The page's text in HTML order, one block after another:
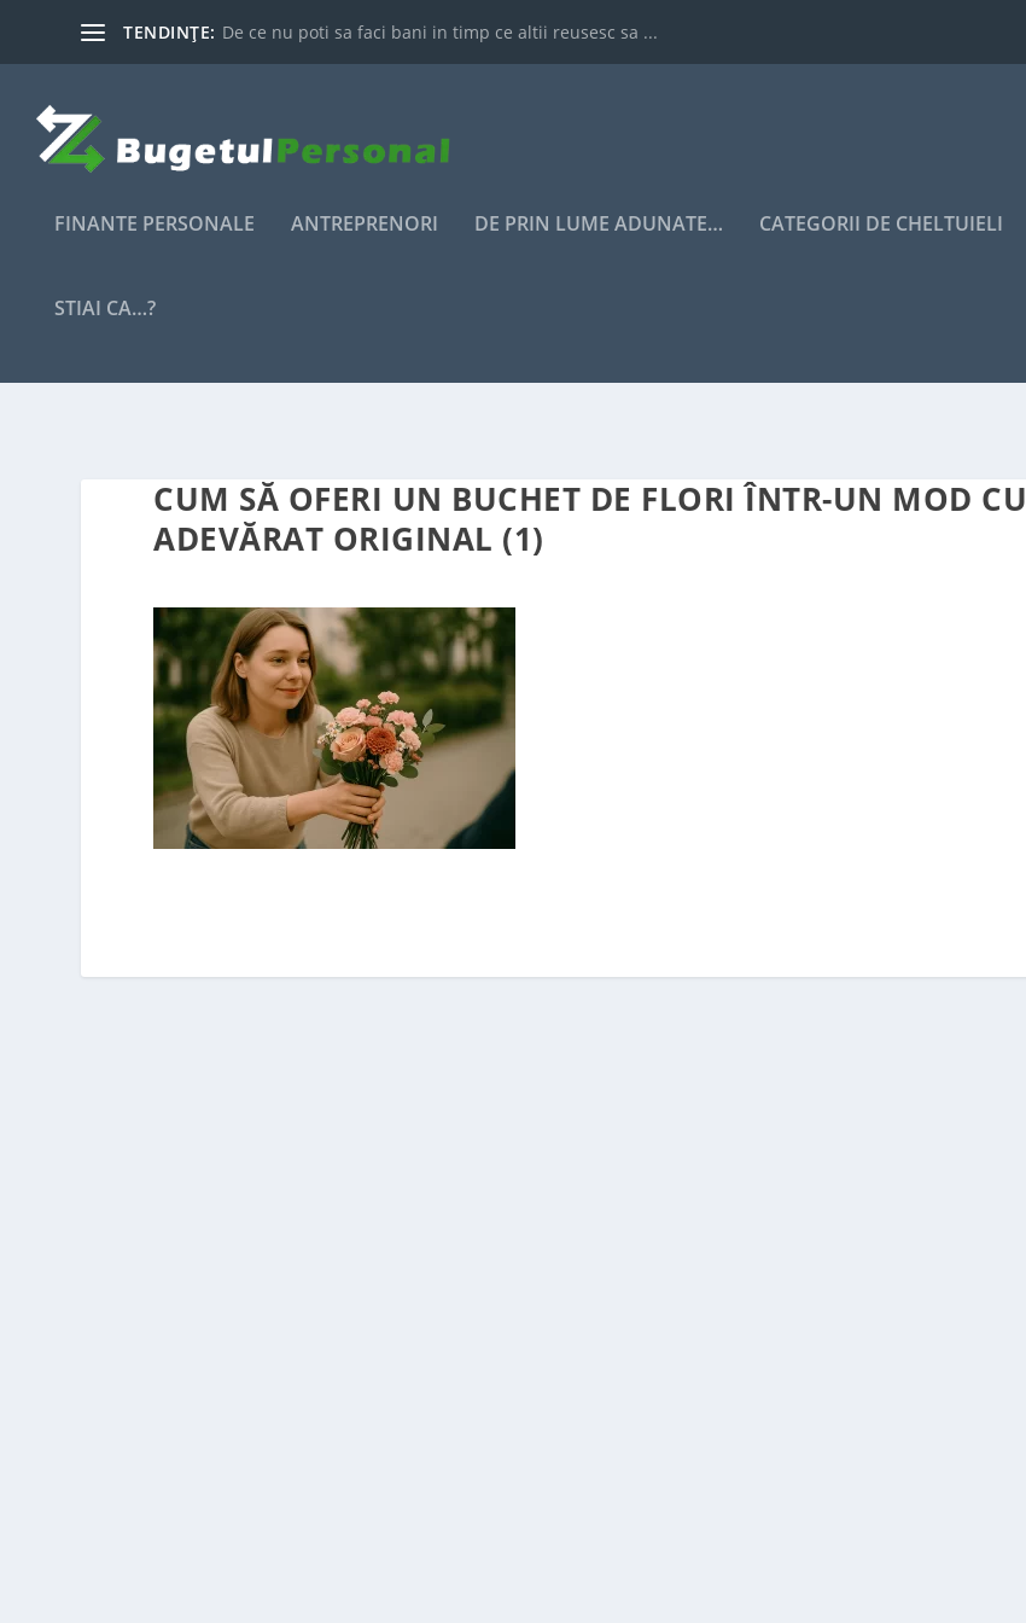
TENDINȚE: De ce nu poti sa faci bani in timp ce altii reusesc sa ...
FINANTE PERSONALE ANTREPRENORI DE PRIN LUME ADUNATE… CATEGORII DE CHELTUIELI
STIAI CA…?
CUM SĂ OFERI UN BUCHET DE FLORI ÎNTR-UN MOD CU
ADEVĂRAT ORIGINAL (1)